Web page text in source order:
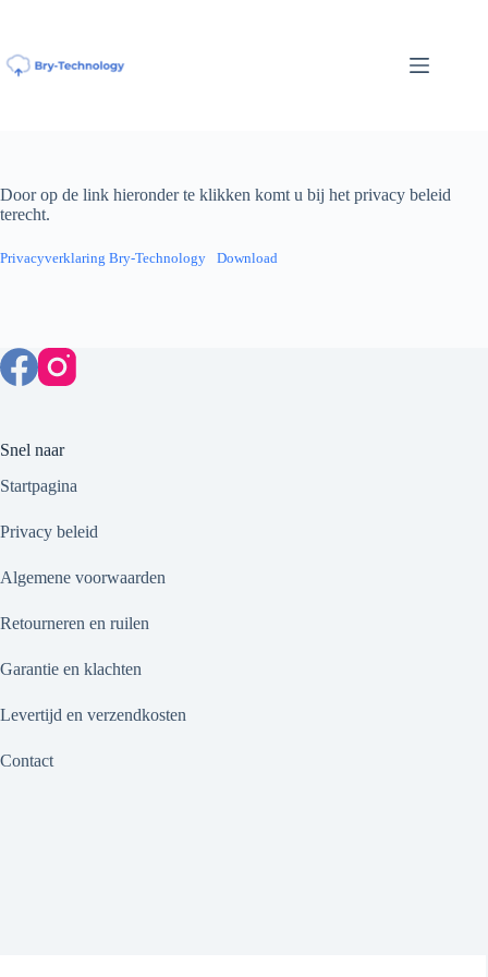
inhoud
Door op de link hieronder te klikken komt u bij het privacy beleid
terecht.
Privacyverklaring Bry-Technology Download
Snel naar
Startpagina
Privacy beleid
Algemene voorwaarden
Retourneren en ruilen
Garantie en klachten
Levertijd en verzendkosten
Contact